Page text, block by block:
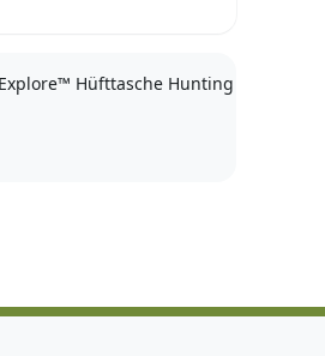
Hüfttasche Hunting